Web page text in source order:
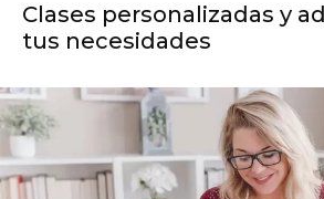
Clases personalizadas y
tus necesidades